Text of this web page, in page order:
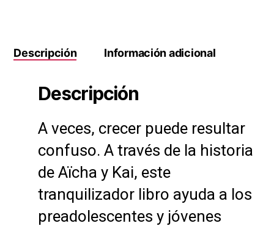
Descripción Información adicional
Descripción
A veces, crecer puede resultar
confuso. A través de la historia
de Aïcha y Kai, este
tranquilizador libro ayuda a los
preadolescentes y jóvenes